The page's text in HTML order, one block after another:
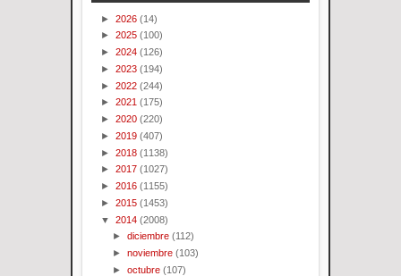
► 2026 (14)
► 2025 (100)
► 2024 (126)
► 2023 (194)
► 2022 (244)
► 2021 (175)
► 2020 (220)
► 2019 (407)
► 2018 (1138)
► 2017 (1027)
► 2016 (1155)
► 2015 (1453)
▼ 2014 (2008)
►diciembre (112)
►noviembre (103)
►octubre (107)